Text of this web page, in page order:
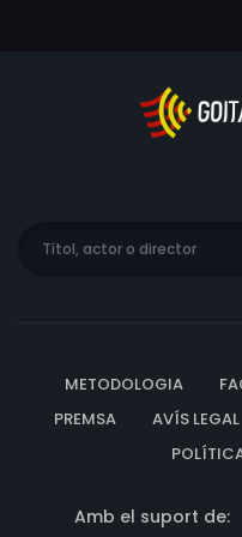
policia. La Maria té la
suposat suïcidi del
intervenir d'alguna
METODOLOGIA
PREMSA
AVÍS LEGAL
Amb el suport de: